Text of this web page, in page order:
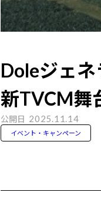
Doleジェ
新TVCM舞
公開日 2025.11.14
イベント・キャンペーン